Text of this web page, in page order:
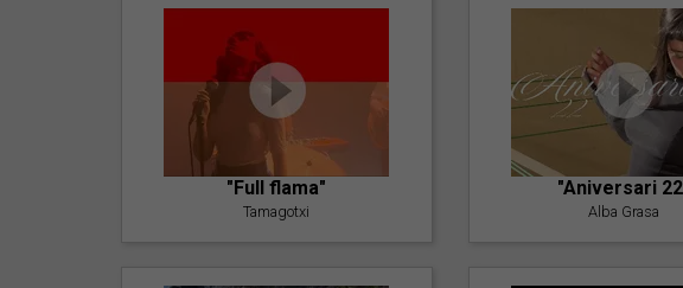
"Full flama"
Tamagotxi
"Aniversari
Alba Grasa